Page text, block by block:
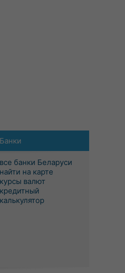
Банки
все банки Беларуси
найти на карте
курсы валют
кредитный
калькулятор